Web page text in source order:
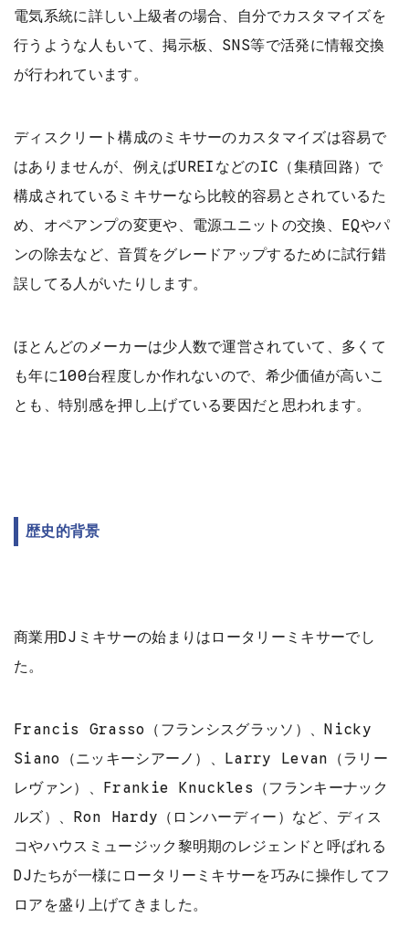
電気系統に詳しい上級者の場合、自分でカスタマイズを
行うような人もいて、掲示板、SNS等で活発に情報交換
が行われています。
ディスクリート構成のミキサーのカスタマイズは容易で
はありませんが、例えばUREIなどのIC（集積回路）で
構成されているミキサーなら比較的容易とされているた
め、オペアンプの変更や、電源ユニットの交換、EQやパ
ンの除去など、音質をグレードアップするために試行錯
誤してる人がいたりします。
ほとんどのメーカーは少人数で運営されていて、多くて
も年に100台程度しか作れないので、希少価値が高いこ
とも、特別感を押し上げている要因だと思われます。
歴史的背景
商業用DJミキサーの始まりはロータリーミキサーでし
た。
Francis Grasso（フランシスグラッソ）、Nicky
Siano（ニッキーシアーノ）、Larry Levan（ラリー
レヴァン）、Frankie Knuckles（フランキーナック
ルズ）、Ron Hardy（ロンハーディー）など、ディス
コやハウスミュージック黎明期のレジェンドと呼ばれる
DJたちが一様にロータリーミキサーを巧みに操作してフ
ロアを盛り上げてきました。